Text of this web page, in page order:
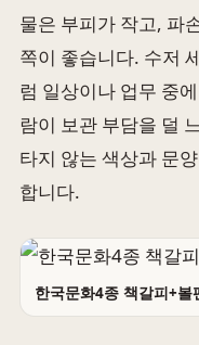
물은 부피가 작고, 파
쪽이 좋습니다. 수저
럼 일상이나 업무 중
람이 보관 부담을 덜
타지 않는 색상과 문
합니다.
한국문화4종 책갈피+볼